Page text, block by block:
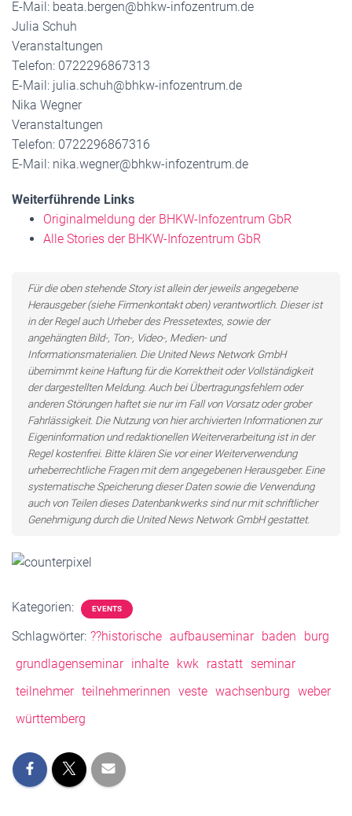
E-Mail: beata.bergen@bhkw-infozentrum.de
Julia Schuh
Veranstaltungen
Telefon: 0722296867313
E-Mail: julia.schuh@bhkw-infozentrum.de
Nika Wegner
Veranstaltungen
Telefon: 0722296867316
E-Mail: nika.wegner@bhkw-infozentrum.de
Weiterführende Links
Originalmeldung der BHKW-Infozentrum GbR
Alle Stories der BHKW-Infozentrum GbR
Für die oben stehende Story ist allein der jeweils angegebene
Herausgeber (siehe Firmenkontakt oben) verantwortlich. Dieser ist
in der Regel auch Urheber des Pressetextes, sowie der
angehängten Bild-, Ton-, Video-, Medien- und
Informationsmaterialien. Die United News Network GmbH
übernimmt keine Haftung für die Korrektheit oder Vollständigkeit
der dargestellten Meldung. Auch bei Übertragungsfehlern oder
anderen Störungen haftet sie nur im Fall von Vorsatz oder grober
Fahrlässigkeit. Die Nutzung von hier archivierten Informationen zur
Eigeninformation und redaktionellen Weiterverarbeitung ist in der
Regel kostenfrei. Bitte klären Sie vor einer Weiterverwendung
urheberrechtliche Fragen mit dem angegebenen Herausgeber. Eine
systematische Speicherung dieser Daten sowie die Verwendung
auch von Teilen dieses Datenbankwerks sind nur mit schriftlicher
Genehmigung durch die United News Network GmbH gestattet.
Kategorien: EVENTS
Schlagwörter: ??historische aufbauseminar baden
burg
grundlagenseminar inhalte kwk rastatt seminar
teilnehmer teilnehmerinnen veste wachsenburg weber
württemberg